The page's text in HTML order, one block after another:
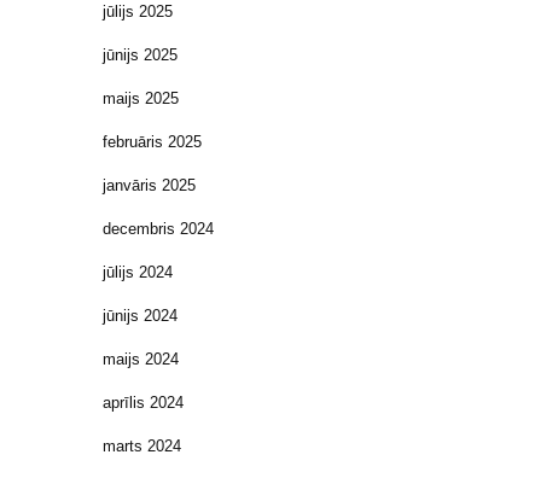
jūlijs 2025
jūnijs 2025
maijs 2025
februāris 2025
janvāris 2025
decembris 2024
jūlijs 2024
jūnijs 2024
maijs 2024
aprīlis 2024
marts 2024